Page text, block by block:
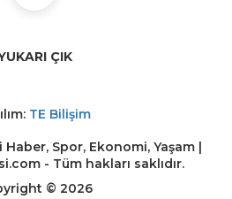
ÇIK
TE Bilişim
Spor, Ekonomi, Yaşam |
- Tüm hakları saklıdır.
© 2026